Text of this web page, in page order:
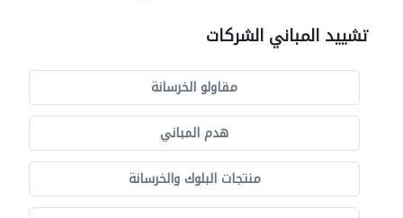
تشييد المباني الشركات
مقاولو الخرسانة
هدم المباني
منتجات البلوك والخرسانة